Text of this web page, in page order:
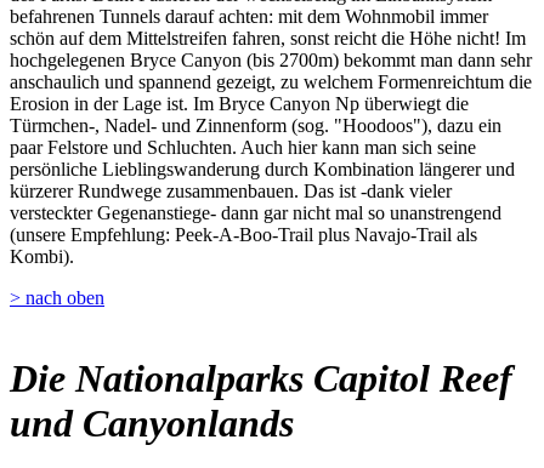
befahrenen Tunnels darauf achten: mit dem Wohnmobil immer
schön auf dem Mittelstreifen fahren, sonst reicht die Höhe nicht! Im
hochgelegenen Bryce Canyon (bis 2700m) bekommt man dann sehr
anschaulich und spannend gezeigt, zu welchem Formenreichtum die
Erosion in der Lage ist. Im Bryce Canyon Np überwiegt die
Türmchen-, Nadel- und Zinnenform (sog. "Hoodoos"), dazu ein
paar Felstore und Schluchten. Auch hier kann man sich seine
persönliche Lieblingswanderung durch Kombination längerer und
kürzerer Rundwege zusammenbauen. Das ist -dank vieler
versteckter Gegenanstiege- dann gar nicht mal so unanstrengend
(unsere Empfehlung: Peek-A-Boo-Trail plus Navajo-Trail als
Kombi).
> nach oben
Die Nationalparks Capitol Reef
und Canyonlands